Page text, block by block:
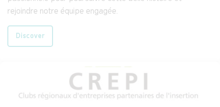
rejoindre notre équipe engagée.
Discover